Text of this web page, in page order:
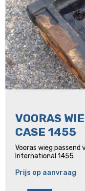
VOORAS
CASE 1455
Vooras wieg
International 1455
Prijs op aanvraag